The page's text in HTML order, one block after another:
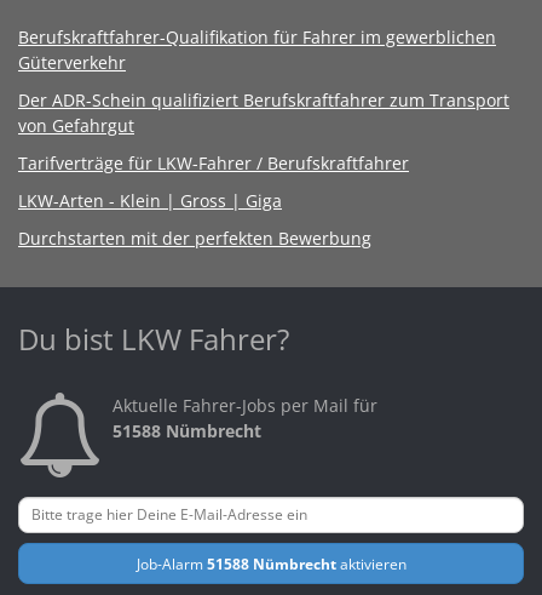
Berufskraftfahrer-Qualifikation für Fahrer im gewerblichen
Güterverkehr
Der ADR-Schein qualifiziert Berufskraftfahrer zum Transport
von Gefahrgut
Tarifverträge für LKW-Fahrer / Berufskraftfahrer
LKW-Arten - Klein | Gross | Giga
Durchstarten mit der perfekten Bewerbung
Du bist LKW Fahrer?
Aktuelle Fahrer-Jobs per Mail für
51588 Nümbrecht
Job-Alarm51588 Nümbrechtaktivieren